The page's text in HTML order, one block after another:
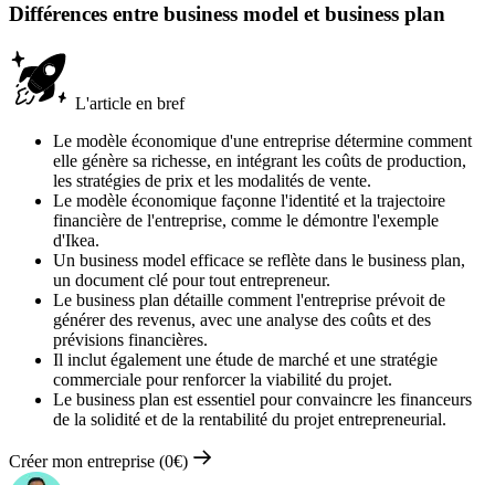
Différences entre business model et business plan
L'article en bref
Le modèle économique d'une entreprise détermine comment
elle génère sa richesse, en intégrant les coûts de production,
les stratégies de prix et les modalités de vente.
Le modèle économique façonne l'identité et la trajectoire
financière de l'entreprise, comme le démontre l'exemple
d'Ikea.
Un business model efficace se reflète dans le business plan,
un document clé pour tout entrepreneur.
Le business plan détaille comment l'entreprise prévoit de
générer des revenus, avec une analyse des coûts et des
prévisions financières.
Il inclut également une étude de marché et une stratégie
commerciale pour renforcer la viabilité du projet.
Le business plan est essentiel pour convaincre les financeurs
de la solidité et de la rentabilité du projet entrepreneurial.
Créer mon entreprise (0€)